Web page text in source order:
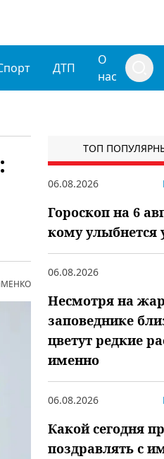
ДТП
О
нас
ТОП
06.08.2026
Гороскоп на 6
кому улыбнется
06.08.2026
Несмотря на
заповеднике
цветут редкие
именно
06.08.2026
Какой сегодня
поздравлять с